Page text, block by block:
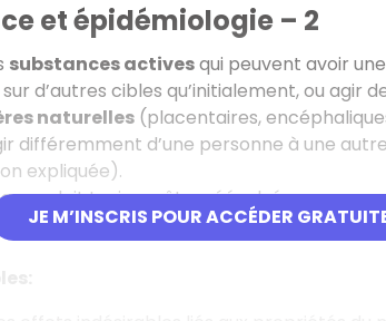
JE M’INSCRIS POUR ACCÉDER
et épidémiologie – 2
substances activesqui peuvent avoir
sur d’autres cibles qu’initialement, ou
naturelles(placentaires,
différemment d’une personne à une
expliquée).
doit toujours être réévaluée.
apparaître suite à un mésusage, un